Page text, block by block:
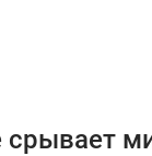
срывает